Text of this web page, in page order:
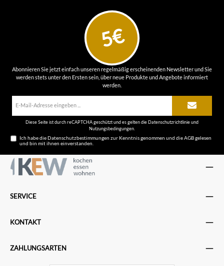
5€
Abonnieren Sie jetzt einfach unseren regelmäßig erscheinenden Newsletter und Sie
werden stets unter den Ersten sein, über neue Produkte und Angebote informiert
werden.
Diese Seite ist durch reCAPTCHA geschützt und es gelten die Datenschutzrichtlinieund
Nutzungsbedingungen.
Ich habe dieDatenschutzbestimmungen zur Kenntnis genommen und dieAGBgelesen
und bin mit ihnen einverstanden.
SERVICE
KONTAKT
ZAHLUNGSARTEN